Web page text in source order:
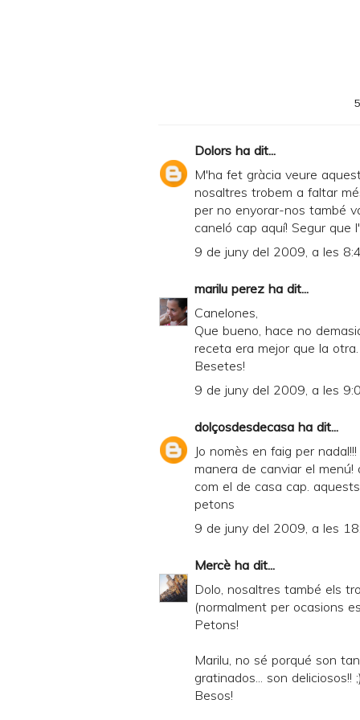
Dolors ha dit...
M'ha fet gràcia veure
nosaltres trobem a faltar
per no enyorar-nos també
caneló cap aquí! Segur que
9 de juny del 2009, a les
marilu perez ha dit...
Canelones,
Que bueno, hace no
receta era mejor que la
Besetes!
9 de juny del 2009, a les
dolçosdesdecasa ha dit...
Jo nomès en faig per
manera de canviar el
com el de casa cap.
petons
9 de juny del 2009, a les
Mercè ha dit...
Dolo, nosaltres també els
(normalment per ocasions
Petons!
Marilu, no sé porqué son
gratinados... son deliciosos!! ;)
Besos!